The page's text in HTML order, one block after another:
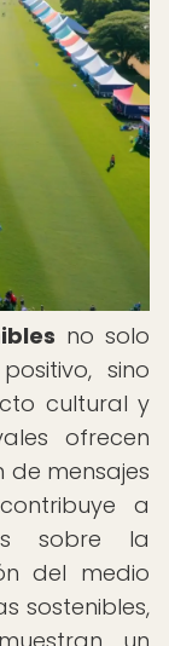
no solo
sino
cultural y
ofrecen
mensajes
a
sobre la
del medio
sostenibles,